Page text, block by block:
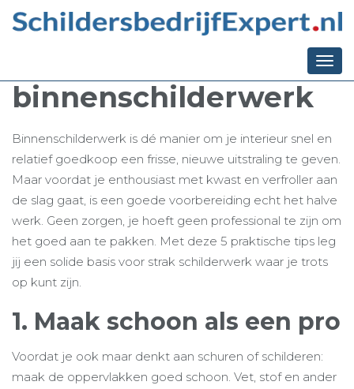
Ga terug naar het overzicht
5 tips voor het goed
binnenschilderwerk
Binnenschilderwerk is dé manier om je interieur snel en
relatief goedkoop een frisse, nieuwe uitstraling te geven.
Maar voordat je enthousiast met kwast en verfroller aan
de slag gaat, is een goede voorbereiding echt het halve
werk. Geen zorgen, je hoeft geen professional te zijn om
het goed aan te pakken. Met deze 5 praktische tips leg
jij een solide basis voor strak schilderwerk waar je trots
op kunt zijn.
1. Maak schoon als een pro
Voordat je ook maar denkt aan schuren of schilderen:
maak de oppervlakken goed schoon. Vet, stof en ander